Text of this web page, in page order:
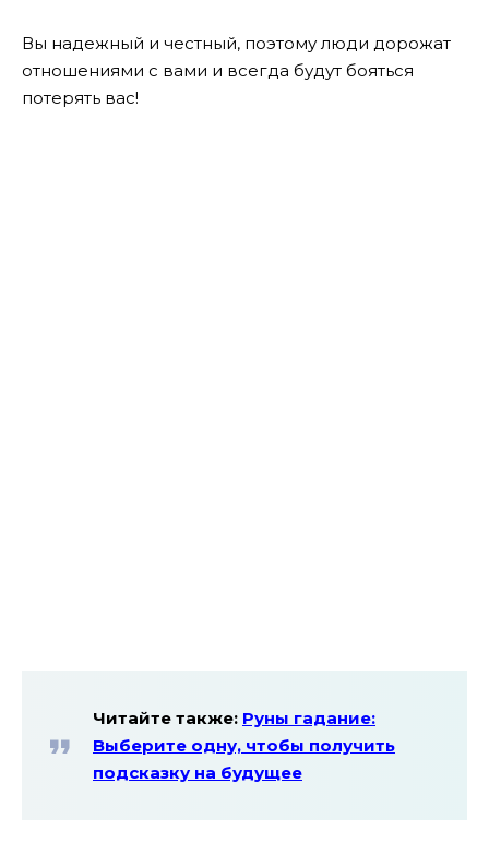
Вы надежный и честный, поэтому люди дорожат
отношениями с вами и всегда будут бояться
потерять вас!
Читайте также: Руны гадание:
Выберите одну, чтобы получить
подсказку на будущее